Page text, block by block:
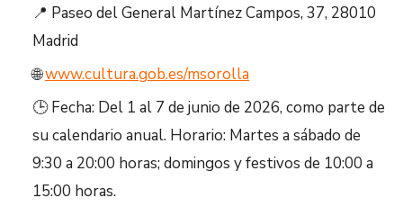
📍 Paseo del General Martínez Campos, 37, 28010
Madrid
🌐www.cultura.gob.es/msorolla
🕒 Fecha: Del 1 al 7 de junio de 2026, como parte de
su calendario anual. Horario: Martes a sábado de
9:30 a 20:00 horas; domingos y festivos de 10:00 a
15:00 horas.